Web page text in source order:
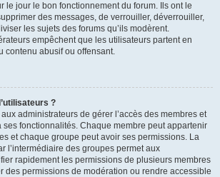
le jour le bon fonctionnement du forum. Ils ont le
des messages, de verrouiller, déverrouiller,
les sujets des forums qu’ils modèrent.
empêchent que les utilisateurs partent en
contenu abusif ou offensant.
?
administrateurs de gérer l’accès des membres et
ses fonctionnalités. Chaque membre peut appartenir
et chaque groupe peut avoir ses permissions. La
l’intermédiaire des groupes permet aux
rapidement les permissions de plusieurs membres
des permissions de modération ou rendre accessible